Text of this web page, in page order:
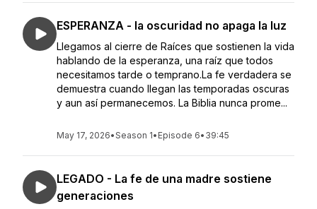
ESPERANZA - la oscuridad no apaga la luz
Llegamos al cierre de Raíces que sostienen la vida
hablando de la esperanza, una raíz que todos
necesitamos tarde o temprano.La fe verdadera se
demuestra cuando llegan las temporadas oscuras
y aun así permanecemos. La Biblia nunca prome...
May 17, 2026•Season 1• Episode 6• 39:45
LEGADO - La fe de una madre sostiene
generaciones